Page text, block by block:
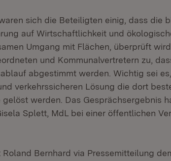
sich die Beteiligten einig, dass die
auf Wirtschaftlichkeit und
Umgang mit Flächen, überprüft
und Kommunalvertretern zu,
abgestimmt werden. Wichtig sei
verkehrssicheren Lösung die dort
gelöst werden. Das Gesprächsergebnis
Splett, MdL bei einer öffentlichen
Bernhard via Pressemitteilung